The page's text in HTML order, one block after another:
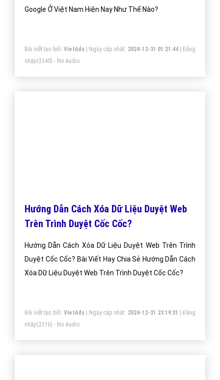
Google Ở Việt Nam Hiện Nay Như Thế Nào?
Bài viết tạo bởi: VietAds| Ngày cập nhật: 2024-12-31 01:21:44|Đăng
nhập(2340) - No Audio
Hướng Dẫn Cách Xóa Dữ Liệu Duyệt Web
Trên Trình Duyệt Cốc Cốc?
Hướng Dẫn Cách Xóa Dữ Liệu Duyệt Web Trên Trình
Duyệt Cốc Cốc? Bài Viết Hay Chia Sẻ Hướng Dẫn Cách
Xóa Dữ Liệu Duyệt Web Trên Trình Duyệt Cốc Cốc?
Bài viết tạo bởi: VietAds| Ngày cập nhật: 2024-12-31 23:19:31 |Đăng
nhập(2316) - No Audio